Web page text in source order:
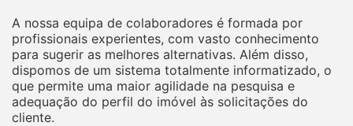
A nossa equipa de colaboradores é formada por
profissionais experientes, com vasto conhecimento
para sugerir as melhores alternativas. Além disso,
dispomos de um sistema totalmente informatizado, o
que permite uma maior agilidade na pesquisa e
adequação do perfil do imóvel às solicitações do
cliente.